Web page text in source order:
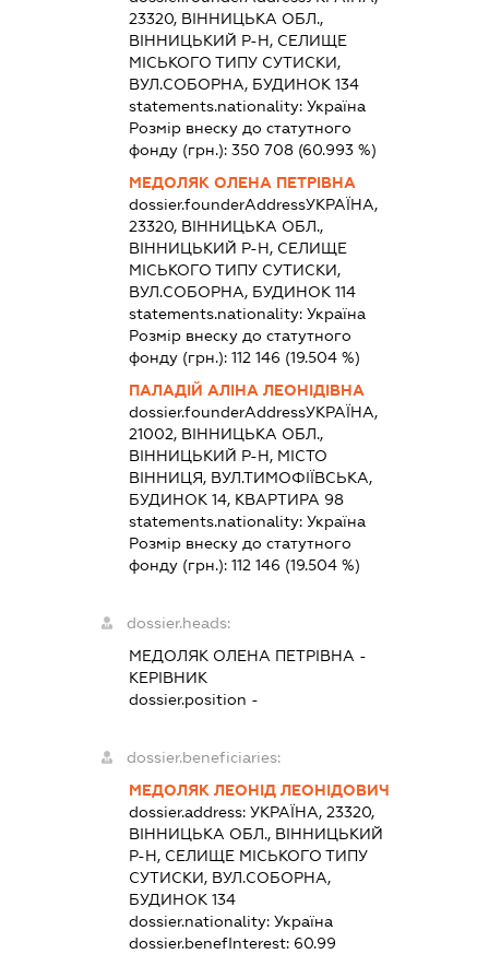
23320, ВІННИЦЬКА ОБЛ.,
ВІННИЦЬКИЙ Р-Н, СЕЛИЩЕ
МІСЬКОГО ТИПУ СУТИСКИ,
ВУЛ.СОБОРНА, БУДИНОК 134
statements.nationality:Україна
Розмір внеску до статутного
фонду (грн.):350 708 (60.993 %)
МЕДОЛЯК ОЛЕНА ПЕТРІВНА
dossier.founderAddressУКРАЇНА,
23320, ВІННИЦЬКА ОБЛ.,
ВІННИЦЬКИЙ Р-Н, СЕЛИЩЕ
МІСЬКОГО ТИПУ СУТИСКИ,
ВУЛ.СОБОРНА, БУДИНОК 114
statements.nationality:Україна
Розмір внеску до статутного
фонду (грн.):112 146 (19.504 %)
ПАЛАДІЙ АЛІНА ЛЕОНІДІВНА
dossier.founderAddressУКРАЇНА,
21002, ВІННИЦЬКА ОБЛ.,
ВІННИЦЬКИЙ Р-Н, МІСТО
ВІННИЦЯ, ВУЛ.ТИМОФІЇВСЬКА,
БУДИНОК 14, КВАРТИРА 98
statements.nationality:Україна
Розмір внеску до статутного
фонду (грн.):112 146 (19.504 %)
dossier.heads:
МЕДОЛЯК ОЛЕНА ПЕТРІВНА -
КЕРІВНИК
dossier.position -
dossier.beneficiaries:
МЕДОЛЯК ЛЕОНІД ЛЕОНІДОВИЧ
dossier.address:УКРАЇНА, 23320,
ВІННИЦЬКА ОБЛ., ВІННИЦЬКИЙ
Р-Н, СЕЛИЩЕ МІСЬКОГО ТИПУ
СУТИСКИ, ВУЛ.СОБОРНА,
БУДИНОК 134
dossier.nationality:Україна
dossier.benefInterest: 60.99